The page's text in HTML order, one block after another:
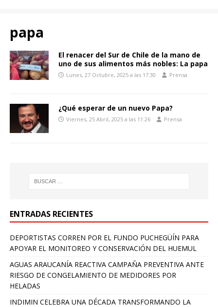
papa
El renacer del Sur de Chile de la mano de
uno de sus alimentos más nobles: La papa
Lunes, 27 Octubre, 2025 a las 17:30 Prensa
¿Qué esperar de un nuevo Papa?
Viernes, 25 Abril, 2025 a las 11:26 Prensa
ENTRADAS RECIENTES
DEPORTISTAS CORREN POR EL FUNDO PUCHEGÜÍN PARA
APOYAR EL MONITOREO Y CONSERVACIÓN DEL HUEMUL
AGUAS ARAUCANÍA REACTIVA CAMPAÑA PREVENTIVA ANTE
RIESGO DE CONGELAMIENTO DE MEDIDORES POR
HELADAS
INDIMIN CELEBRA UNA DÉCADA TRANSFORMANDO LA